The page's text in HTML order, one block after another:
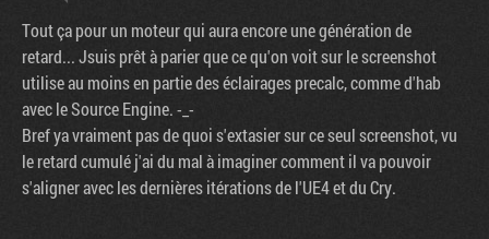
Tout ça pour un moteur qui aura encore une génération de
retard... Jsuis prêt à parier que ce qu'on voit sur le screenshot
utilise au moins en partie des éclairages precalc, comme d'hab
avec le Source Engine. -_-
Bref ya vraiment pas de quoi s'extasier sur ce seul screenshot, vu
le retard cumulé j'ai du mal à imaginer comment il va pouvoir
s'aligner avec les dernières itérations de l'UE4 et du Cry.